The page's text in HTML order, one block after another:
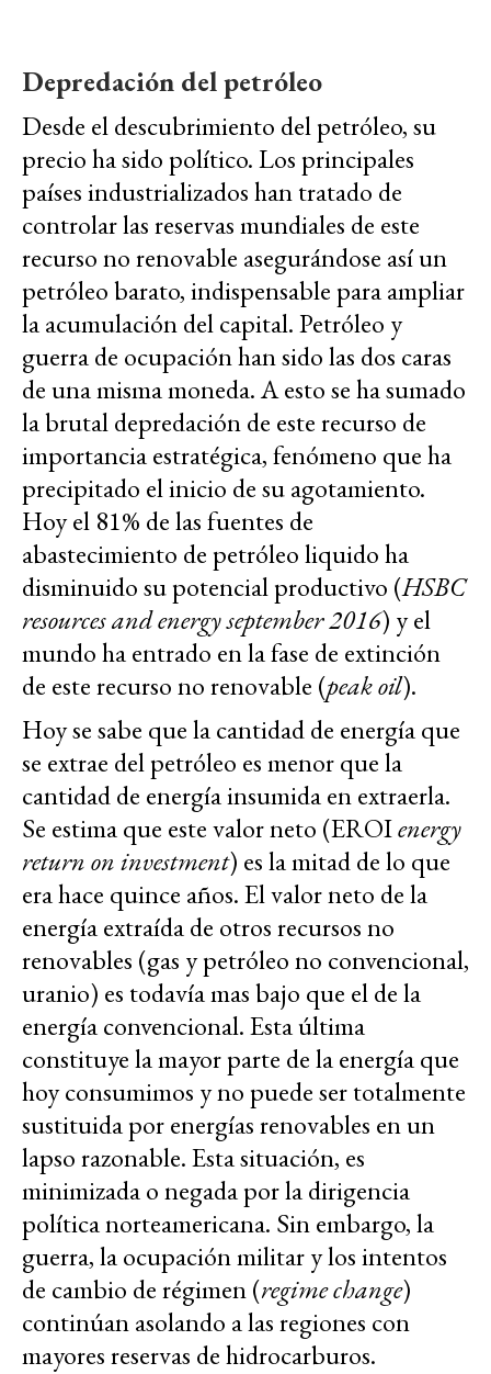
Depredación del petróleo
Desde el descubrimiento del petróleo, su
precio ha sido político. Los principales
países industrializados han tratado de
controlar las reservas mundiales de este
recurso no renovable asegurándose así un
petróleo barato, indispensable para ampliar
la acumulación del capital. Petróleo y
guerra de ocupación han sido las dos caras
de una misma moneda. A esto se ha sumado
la brutal depredación de este recurso de
importancia estratégica, fenómeno que ha
precipitado el inicio de su agotamiento.
Hoy el 81% de las fuentes de
abastecimiento de petróleo liquido ha
disminuido su potencial productivo (HSBC
resources and energy september 2016) y el
mundo ha entrado en la fase de extinción
de este recurso no renovable (peak oil).
Hoy se sabe que la cantidad de energía que
se extrae del petróleo es menor que la
cantidad de energía insumida en extraerla.
Se estima que este valor neto (EROIenergy
return on investment) es la mitad de lo que
era hace quince años. El valor neto de la
energía extraída de otros recursos no
renovables (gas y petróleo no convencional,
uranio) es todavía mas bajo que el de la
energía convencional. Esta última
constituye la mayor parte de la energía que
hoy consumimos y no puede ser totalmente
sustituida por energías renovables en un
lapso razonable. Esta situación, es
minimizada o negada por la dirigencia
política norteamericana. Sin embargo, la
guerra, la ocupación militar y los intentos
de cambio de régimen (regime change)
continúan asolando a las regiones con
mayores reservas de hidrocarburos.